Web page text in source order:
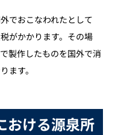
でおこなわれたとして
がかかります。その場
製作したものを国外で消
ます。
ける源泉所